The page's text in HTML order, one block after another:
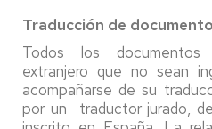
Traducción de
Todos los
extranjero que no sean
acompañarse de su
por un traductor jurado,